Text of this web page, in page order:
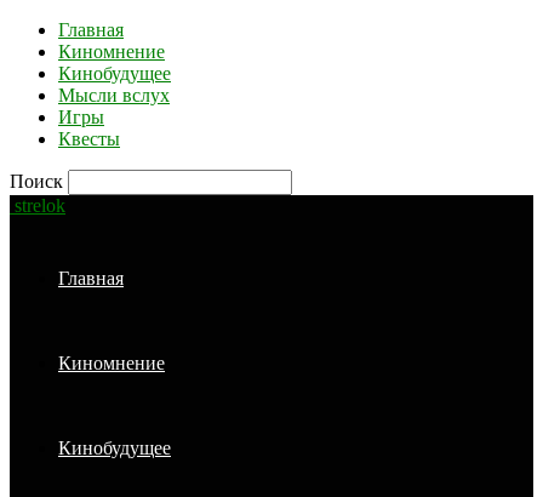
Главная
Киномнение
Кинобудущее
Мысли вслух
Игры
Квесты
Поиск
strelok
Главная
Киномнение
Кинобудущее